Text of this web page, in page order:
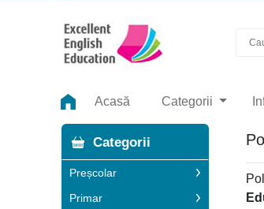
Acasă Categorii
Categorii
Preșcolar
Primar